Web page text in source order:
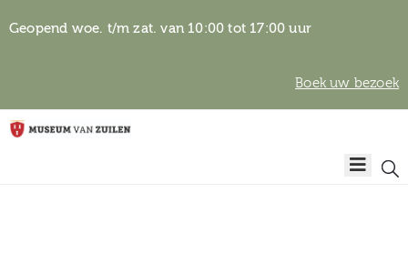
Geopend woe. t/m zat. van 10:00 tot 17:00 uur
Boek uw bezoek
Home
Algemene